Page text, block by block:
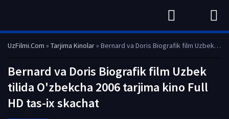
UzFilmi.Com » Tarjima Kinolar» Bernard va Doris Biografik film Uzbek tilida O'zbekcha 2006 tarjima kino Full HD tas-ix skachat
Bernard va Doris Biografik film Uzbek
tilida O'zbekcha 2006 tarjima kino Full
HD tas-ix skachat